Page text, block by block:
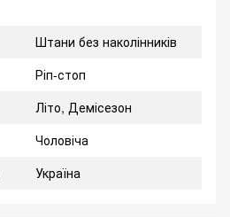
Штани без наколінників
Ріп-стоп
Літо, Демісезон
Чоловіча
Україна